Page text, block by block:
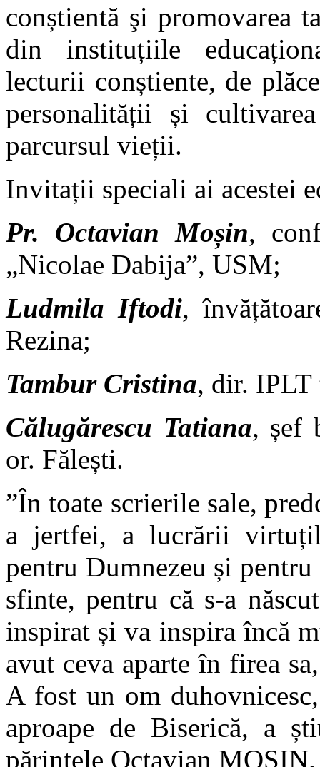
conștientă şi promovarea
din instituțiile
lecturii conștiente, de
personalității și
parcursul vieții.
Invitații speciali ai acestei
Pr. Octavian Moșin,
„Nicolae Dabija”, USM;
Ludmila Iftodi,
Rezina;
Tambur Cristina, dir. IPLT
Călugărescu Tatiana, șef
or. Fălești.
”În toate scrierile sale,
a jertfei, a lucrării
pentru Dumnezeu și pentru
sfinte, pentru că s-a
inspirat și va inspira încă
avut ceva aparte în firea
A fost un om
aproape de Biserică, a
părintele Octavian MOȘIN.